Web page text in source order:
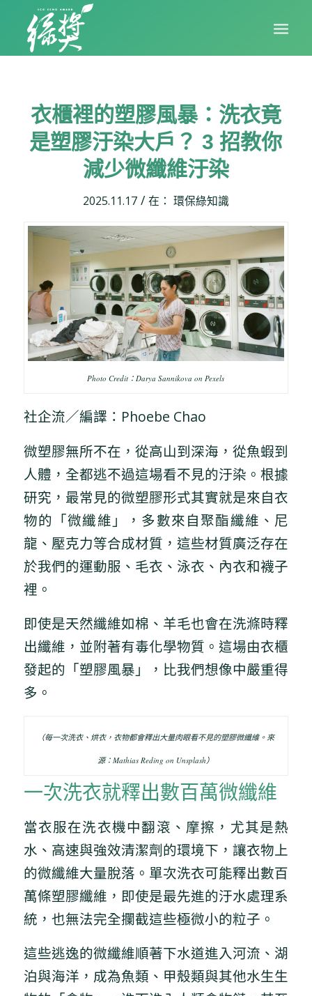
衣櫃裡的塑膠風暴：洗衣竟
是塑膠汙染大戶？ 3 招教你
減少微纖維汙染
2025.11.17 / 在： 環保綠知識
Photo Credit：Darya Sannikova on Pexels
社企流／編譯：Phoebe Chao
微塑膠無所不在，從高山到深海，從魚蝦到
人體，全都逃不過這場看不見的汙染。根據
研究，最常見的微塑膠形式其實就是來自衣
物的「微纖維」，多數來自聚酯纖維、尼
龍、壓克力等合成材質，這些材質廣泛存在
於我們的運動服、毛衣、泳衣、內衣和襪子
裡。
即使是天然纖維如棉、羊毛也會在洗滌時釋
出纖維，並附著有毒化學物質。這場由衣櫃
發起的「塑膠風暴」，比我們想像中嚴重得
多。
（每一次洗衣、烘衣，衣物都會釋出大量肉眼看不見的塑膠微纖維。來
源：Mathias Reding on Unsplash）
一次洗衣就釋出數百萬微纖維
當衣服在洗衣機中翻滾、摩擦，尤其是熱
水、高速與強效清潔劑的環境下，讓衣物上
的微纖維大量脫落。單次洗衣可能釋出數百
萬條塑膠纖維，即使是最先進的汙水處理系
統，也無法完全攔截這些極微小的粒子。
這些逃逸的微纖維順著下水道進入河流、湖
泊與海洋，成為魚類、甲殼類與其他水生生